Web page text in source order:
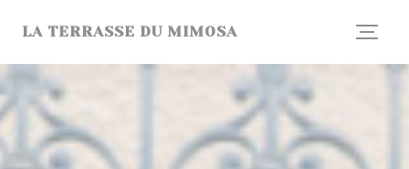
LA TERRASSE DU MIMOSA